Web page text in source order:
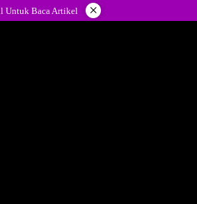
Untuk Baca Artikel ×